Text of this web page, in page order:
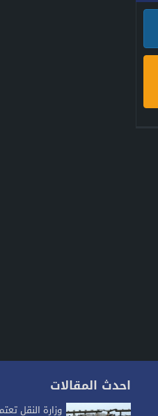
احدث المقالات
وزارة النقل